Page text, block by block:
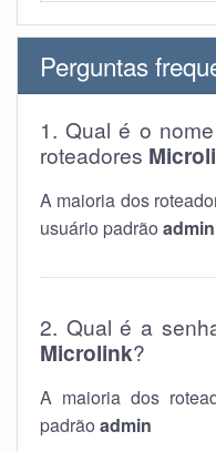
Perguntas
1. Qual é o
roteadores
A maioria dos
usuário padrão admin
2. Qual é a
Microlink?
A maioria dos
padrão admin